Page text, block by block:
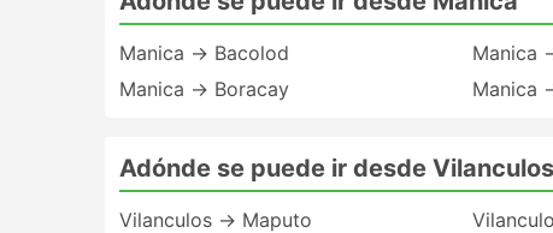
Manica → Bacolod
Manica → Boracay
Manica
Manica
Adónde se puede ir desde Vilanculos
Vilanculos → Maputo